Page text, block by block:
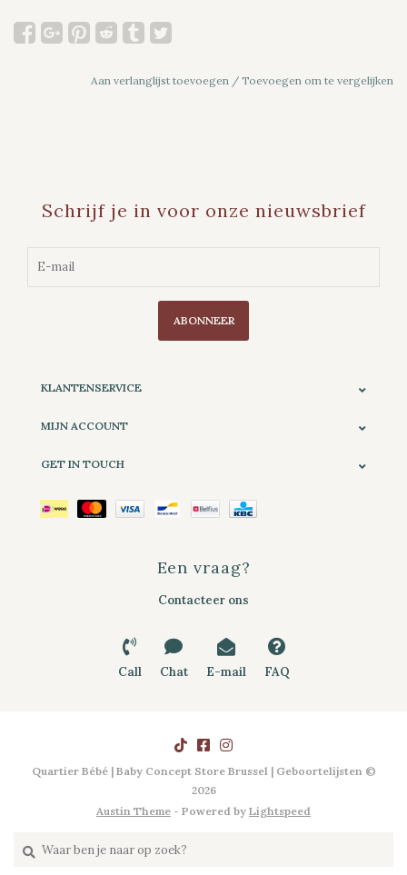
Aan verlanglijst toevoegen / Toevoegen om te vergelijken
Schrijf je in voor onze nieuwsbrief
ABONNEER
KLANTENSERVICE
MIJN ACCOUNT
GET IN TOUCH
Een vraag?
Contacteer ons
Call Chat E-mail FAQ
Quartier Bébé | Baby Concept Store Brussel | Geboortelijsten ©
2026
Austin Theme - Powered by Lightspeed